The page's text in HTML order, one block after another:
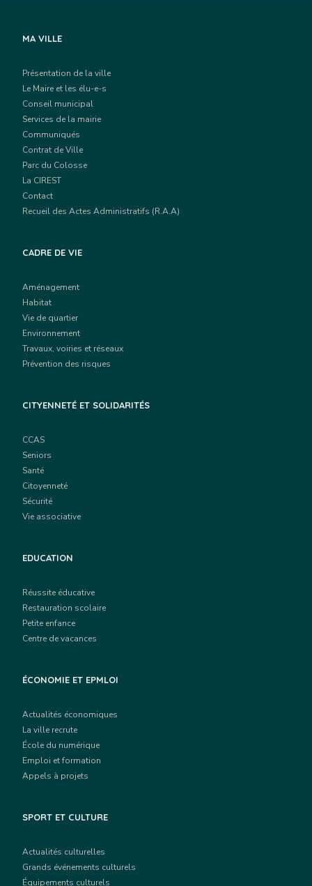
MA VILLE
Présentation de la ville
Le Maire et les élu-e-s
Conseil municipal
Services de la mairie
Communiqués
Contrat de Ville
Parc du Colosse
La CIREST
Contact
Recueil des Actes Administratifs (R.A.A)
CADRE DE VIE
Aménagement
Habitat
Vie de quartier
Environnement
Travaux, voiries et réseaux
Prévention des risques
CITYENNETÉ ET SOLIDARITÉS
CCAS
Seniors
Santé
Citoyenneté
Sécurité
Vie associative
EDUCATION
Réussite éducative
Restauration scolaire
Petite enfance
Centre de vacances
ÉCONOMIE ET EPMLOI
Actualités économiques
La ville recrute
École du numérique
Emploi et formation
Appels à projets
SPORT ET CULTURE
Actualités culturelles
Grands événements culturels
Équipements culturels